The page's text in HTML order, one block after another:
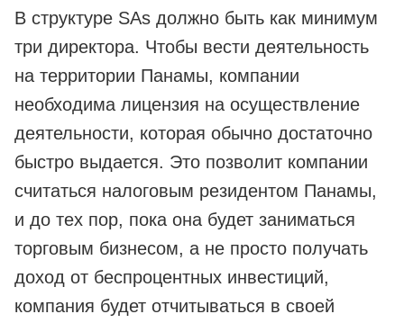
В структуре SAs должно быть как минимум
три директора. Чтобы вести деятельность
на территории Панамы, компании
необходима лицензия на осуществление
деятельности, которая обычно достаточно
быстро выдается. Это позволит компании
считаться налоговым резидентом Панамы,
и до тех пор, пока она будет заниматься
торговым бизнесом, а не просто получать
доход от беспроцентных инвестиций,
компания будет отчитываться в своей